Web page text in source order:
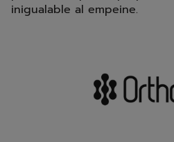
inigualable al empeine.